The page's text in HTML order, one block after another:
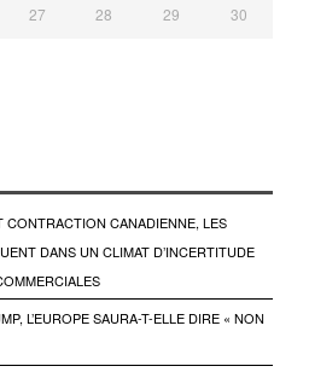
27 28 29 30
CONTRACTION CANADIENNE, LES
DANS UN CLIMAT D’INCERTITUDE
L’EUROPE SAURA-T-ELLE DIRE « NON